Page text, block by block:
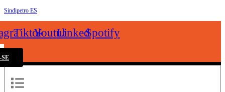
Sindipetro ES
TiktokYoutubeLinkedinSpotify